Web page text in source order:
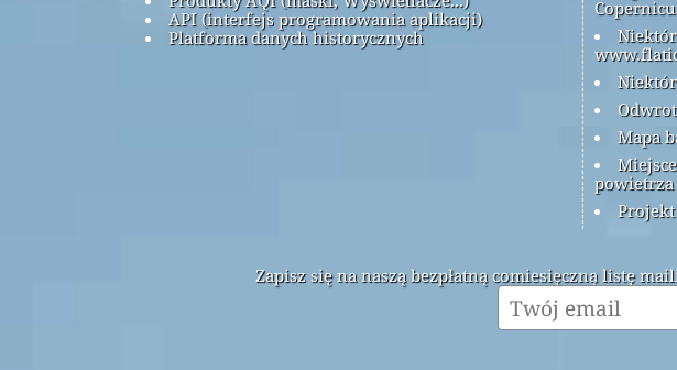
API (interfejs programowania aplikacji)
Platforma danych historycznych
Mapa
Projekt
Zapisz się na naszą bezpłatną comiesięczną listę